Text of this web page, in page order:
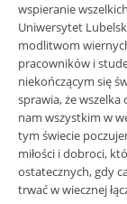
wspieranie
Uniwersytet
modlitwom
pracowników i
niekończącym się
sprawia, że
nam wszystkim w
tym świecie
miłości i dobroci,
ostatecznych, gdy
trwać w wiecznej